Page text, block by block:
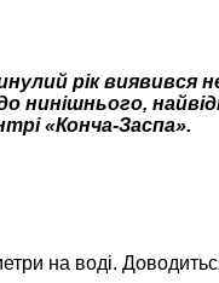
рік виявився
нинішнього,
«Конча-Заспа».
на воді.